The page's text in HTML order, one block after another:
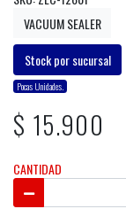
VACUUM SEALER
Stock por sucursal
Pocas Unidades.
$ 15.900
CANTIDAD